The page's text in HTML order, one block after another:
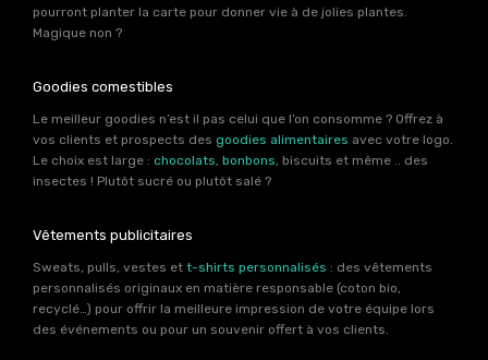
pourront planter la carte pour donner vie à de jolies plantes.
Magique non ?
Goodies comestibles
Le meilleur goodies n’est il pas celui que l’on consomme ? Offrez à
vos clients et prospects des goodies alimentaires avec votre logo.
Le choix est large : chocolats, bonbons, biscuits et même .. des
insectes ! Plutôt sucré ou plutôt salé ?
Vêtements publicitaires
Sweats, pulls, vestes et t-shirts personnalisés : des vêtements
personnalisés originaux en matière responsable (coton bio,
recyclé…) pour offrir la meilleure impression de votre équipe lors
des événements ou pour un souvenir offert à vos clients.